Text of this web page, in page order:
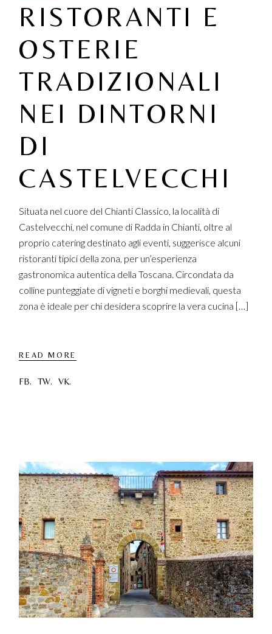
RISTORANTI E
OSTERIE
TRADIZIONALI
NEI DINTORNI
DI
CASTELVECCHI
Situata nel cuore del Chianti Classico, la località di
Castelvecchi, nel comune di Radda in Chianti, oltre al
proprio catering destinato agli eventi, suggerisce alcuni
ristoranti tipici della zona, per un’esperienza
gastronomica autentica della Toscana. Circondata da
colline punteggiate di vigneti e borghi medievali, questa
zona è ideale per chi desidera scoprire la vera cucina […]
READ MORE
FB. TW. VK.